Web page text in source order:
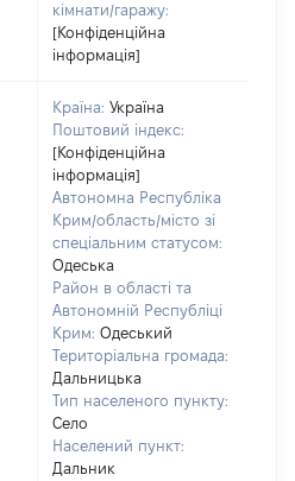
кімнати/гаражу:
[Конфіденційна
інформація]
Країна: Україна
Поштовий індекс:
[Конфіденційна
інформація]
Автономна Республіка
Крим/область/місто зі
спеціальним статусом:
Одеська
Район в області та
Автономній Республіці
Крим: Одеський
Територіальна громада:
Дальницька
Тип населеного пункту:
Село
Населений пункт:
Дальник